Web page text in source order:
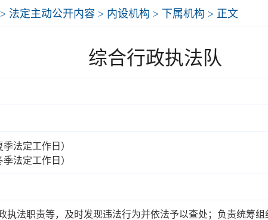
> 法定主动公开内容 > 内设机构 > 下属机构 > 正文
综合行政执法队
季法定工作日）
季法定工作日）
执法职责等，及时发现违法行为并依法予以查处；负责统筹